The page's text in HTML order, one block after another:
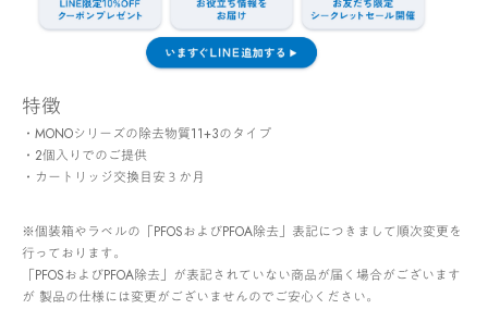
特徴
・MONOシリーズの除去物質11+3のタイプ
・2個入りでのご提供
・カートリッジ交換目安３か月
※個装箱やラベルの「PFOSおよびPFOA除去」表記につきまして順次変更を
行っております。
「PFOSおよびPFOA除去」が表記されていない商品が届く場合がございます
が 製品の仕様には変更がございませんのでご安心ください。